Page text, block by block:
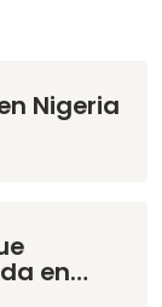
Nigeria
en…